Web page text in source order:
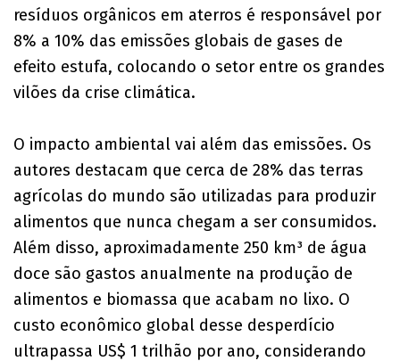
resíduos orgânicos em aterros é responsável por
8% a 10% das emissões globais de gases de
efeito estufa, colocando o setor entre os grandes
vilões da crise climática.
O impacto ambiental vai além das emissões. Os
autores destacam que cerca de 28% das terras
agrícolas do mundo são utilizadas para produzir
alimentos que nunca chegam a ser consumidos.
Além disso, aproximadamente 250 km³ de água
doce são gastos anualmente na produção de
alimentos e biomassa que acabam no lixo. O
custo econômico global desse desperdício
ultrapassa US$ 1 trilhão por ano, considerando